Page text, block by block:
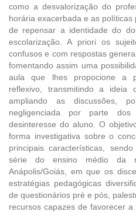
como a desvalorização do
horária exacerbada e as
de repensar a identidade do
escolarização. A priori os
confusos e com respostas
fomentando assim uma
aula que lhes propocione a
reflexivo, transmitindo a ideia
ampliando as discussões,
negligenciada por parte dos
desinteresse do aluno. O
forma investigativa sobre o
principais características,
série do ensino médio da
Anápolis/Goiás, em que os
estratégias pedagógicas
de questionários pré e pós,
recursos capazes de favorecer